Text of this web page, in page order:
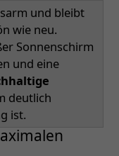
und bleibt
wie neu.
Sonnenschirm
und eine
deutlich
ist.